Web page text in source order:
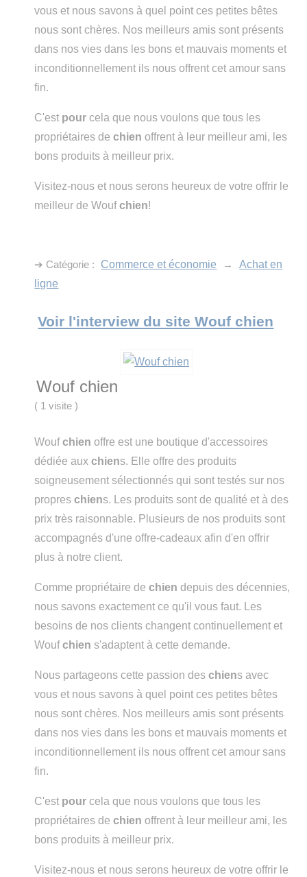
vous et nous savons à quel point ces petites bêtes
nous sont chères. Nos meilleurs amis sont présents
dans nos vies dans les bons et mauvais moments et
inconditionnellement ils nous offrent cet amour sans
fin.
C'est pour cela que nous voulons que tous les
propriétaires dechien offrent à leur meilleur ami, les
bons produits à meilleur prix.
Visitez-nous et nous serons heureux de votre offrir le
meilleur de Woufchien!
➔ Catégorie : Commerce et économie →
Achat en
ligne
Voir l'interview du site Wouf chien
Wouf chien
( 1 visite)
Woufchien offre est une boutique d'accessoires
dédiée auxchiens. Elle offre des produits
soigneusement sélectionnés qui sont testés sur nos
propreschiens. Les produits sont de qualité et à des
prix très raisonnable. Plusieurs de nos produits sont
accompagnés d'une offre-cadeaux afin d'en offrir
plus à notre client.
Comme propriétaire dechien depuis des décennies,
nous savons exactement ce qu'il vous faut. Les
besoins de nos clients changent continuellement et
Woufchien s'adaptent à cette demande.
Nous partageons cette passion deschiens avec
vous et nous savons à quel point ces petites bêtes
nous sont chères. Nos meilleurs amis sont présents
dans nos vies dans les bons et mauvais moments et
inconditionnellement ils nous offrent cet amour sans
fin.
C'est pour cela que nous voulons que tous les
propriétaires dechien offrent à leur meilleur ami, les
bons produits à meilleur prix.
Visitez-nous et nous serons heureux de votre offrir le